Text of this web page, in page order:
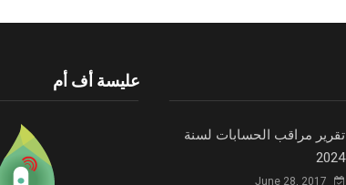
عليسة أف أم
تقرير مراقب الحسابات لسنة
2024